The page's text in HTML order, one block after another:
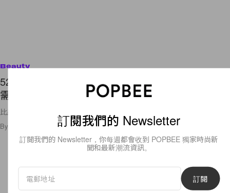
Beauty
52 歲 Jennifer Lopez 分享護膚步驟，每天早上只
需 5 分鐘，就能令皮膚緊緻順滑？
比想象中簡單快捷！
By 2022年4月9日
訂閱我們的 Newsletter
訂閱我們的 Newsletter，你每週都會收到 POPBEE 獨家時尚新
聞和最新潮流資訊。
訂閱